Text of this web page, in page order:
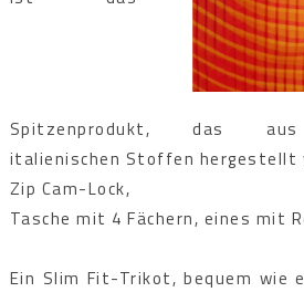
Spitzenprodukt, das aus
italienischen Stoffen hergestellt
Zip Cam-Lock,
Tasche mit 4 Fächern, eines mit
Ein Slim Fit-Trikot, bequem wie